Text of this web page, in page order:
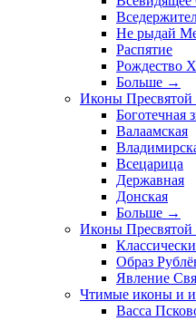
Не рыдай
Распятие
Рождество
Больше →
Иконы
Боготечная
Валаамская
Всецарица
Державная
Донская
Больше →
Иконы
Образ
Явление
Чтимые иконы и
Васса